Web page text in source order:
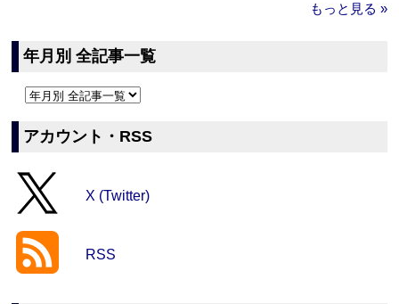
もっと見る »
年月別 全記事一覧
アカウント・RSS
X (Twitter)
RSS